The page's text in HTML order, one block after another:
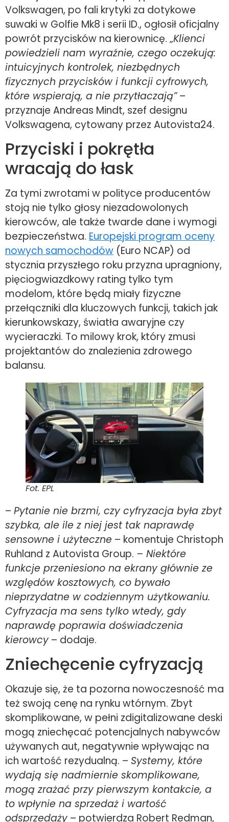
Volkswagen, po fali krytyki za dotykowe
suwaki w Golfie Mk8 i serii ID., ogłosił oficjalny
powrót przycisków na kierownicę. „Klienci
powiedzieli nam wyraźnie, czego oczekują:
intuicyjnych kontrolek, niezbędnych
fizycznych przycisków i funkcji cyfrowych,
które wspierają, a nie przytłaczają”–
przyznaje Andreas Mindt, szef designu
Volkswagena, cytowany przez Autovista24.
Przyciski i pokrętła
wracają do łask
Za tymi zwrotami w polityce producentów
stoją nie tylko głosy niezadowolonych
kierowców, ale także twarde dane i wymogi
bezpieczeństwa. Europejski program oceny
nowych samochodów (Euro NCAP) od
stycznia przyszłego roku przyzna upragniony,
pięciogwiazdkowy rating tylko tym
modelom, które będą miały fizyczne
przełączniki dla kluczowych funkcji, takich jak
kierunkowskazy, światła awaryjne czy
wycieraczki. To milowy krok, który zmusi
projektantów do znalezienia zdrowego
balansu.
Fot. EPL
– Pytanie nie brzmi, czy cyfryzacja była zbyt
szybka, ale ile z niej jest tak naprawdę
sensowne i użyteczne – komentuje Christoph
Ruhland z Autovista Group. – Niektóre
funkcje przeniesiono na ekrany głównie ze
względów kosztowych, co bywało
nieprzydatne w codziennym użytkowaniu.
Cyfryzacja ma sens tylko wtedy, gdy
naprawdę poprawia doświadczenia
kierowcy – dodaje.
Zniechęcenie cyfryzacją
Okazuje się, że ta pozorna nowoczesność ma
też swoją cenę na rynku wtórnym. Zbyt
skomplikowane, w pełni zdigitalizowane deski
mogą zniechęcać potencjalnych nabywców
używanych aut, negatywnie wpływając na
ich wartość rezydualną. – Systemy, które
wydają się nadmiernie skomplikowane,
mogą zrażać przy pierwszym kontakcie, a
to wpłynie na sprzedaż i wartość
odsprzedaży – potwierdza Robert Redman,